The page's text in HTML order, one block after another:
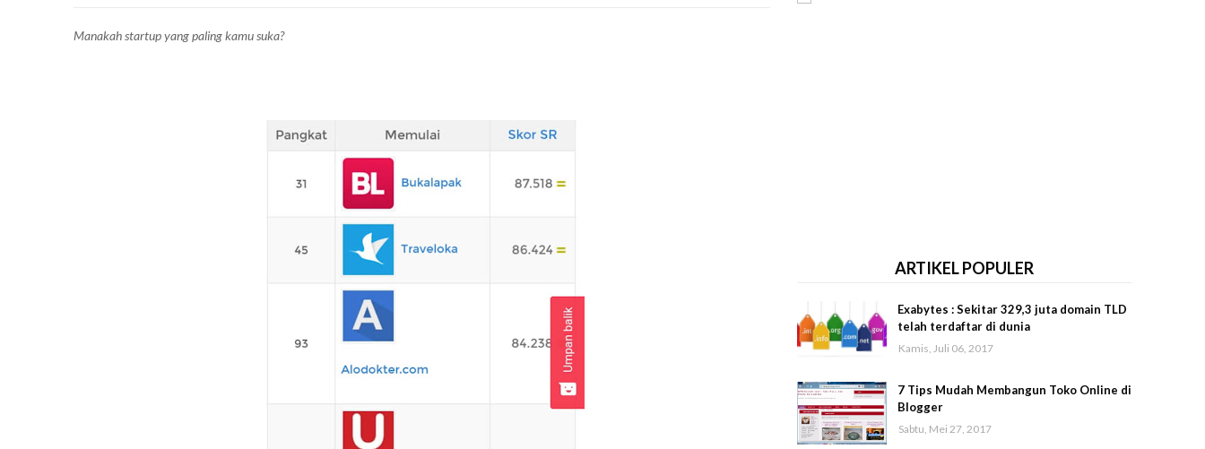
Manakah startup yang paling kamu suka?
ARTIKEL POPULER
Exabytes : Sekitar 329,3 juta domain TLD
telah terdaftar di dunia
Kamis, Juli 06, 2017
7 Tips Mudah Membangun Toko Online di
Blogger
Sabtu, Mei 27, 2017